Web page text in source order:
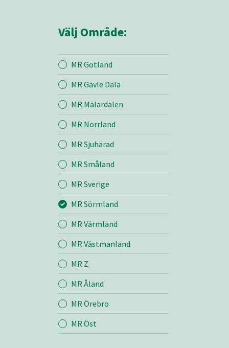
Mina sidor
MR Sörmland
Entreprenad
Bemanning
Välj Område:
MR Gotland
MR Gävle Dala
MR Mälardalen
MR Norrland
MR Sjuhärad
MR Småland
MR Sverige
MR Sörmland
MR Värmland
MR Västmanland
MR Z
MR Åland
MR Örebro
MR Öst